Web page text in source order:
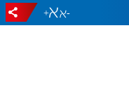
-
+